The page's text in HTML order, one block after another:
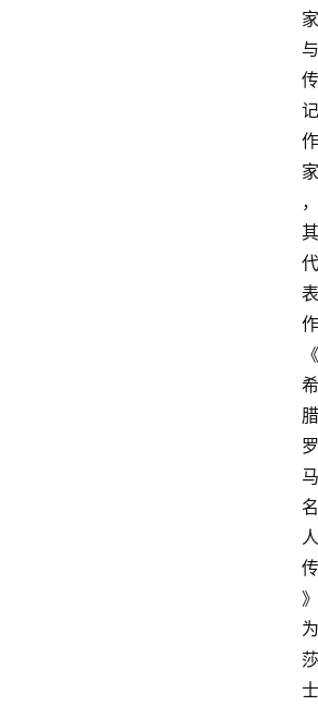
家
与
传
记
作
家
，
其
代
表
作
《
希
腊
罗
马
名
人
传
》
为
莎
士